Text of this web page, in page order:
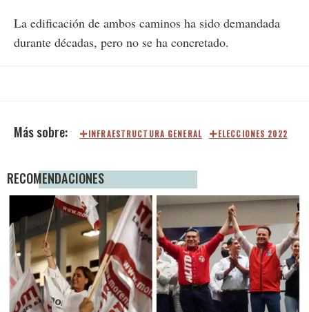
La edificación de ambos caminos ha sido demandada
durante décadas, pero no se ha concretado.
INFRAESTRUCTURA GENERAL ELECCIONES 2022
RECOMENDACIONES